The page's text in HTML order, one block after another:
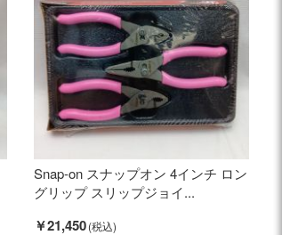
Snap-on スナップオン 4インチ ロン
グリップ スリップジョイ...
￥21,450